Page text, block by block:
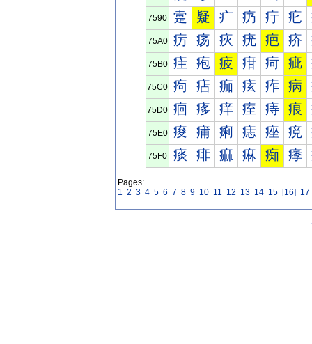
7590 疐 疑 疒 疓 疔 疕
75A0 疠 疡 疢 疣 疤 疥
75B0 疰 疱 疲 疳 疴 疵
75C0 痀 痁 痂 痃 痄 病
75D0 痐 痑 痒 痓 痔 痕
75E0 痠 痡 痢 痣 痤 痥
75F0 痰 痱 痲 痳 痴 痵
Pages:
1 2 3 4 5 6 7 8 9 10 11 12 13 14 15 [16] 17